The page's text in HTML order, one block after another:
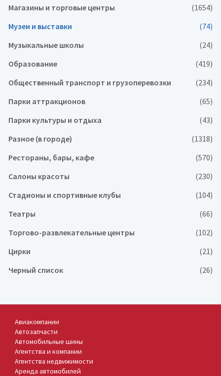
Магазины и торговые центры
(1654)
Музеи и выставки
(74)
Музыкальные школы
(24)
Образование
(419)
Общественный транспорт и грузоперевозки
(234)
Парки аттракционов
(65)
Парки культуры и отдыха
(43)
Разное (в городе)
(1318)
Рестораны, бары, кафе
(570)
Салоны красоты
(230)
Стадионы и спортивные клубы
(104)
Театры
(66)
Торгово-развлекательные центры
(102)
Цирки
(21)
Черный список
(26)
Авиакомпании
Автозапчасти
Автомобильные шины
Агентства и компании
Агентства недвижимости
Аренда автомобилей